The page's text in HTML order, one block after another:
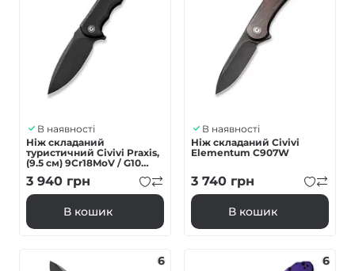
В наявності
Ніж складаний
туристичний Civivi Praxis,
(9.5 см) 9Cr18MoV / G10
чорний
3 940 грн
В кошик
В наявності
Ніж складаний Civivi
Elementum C907W
3 740 грн
В кошик
6
6